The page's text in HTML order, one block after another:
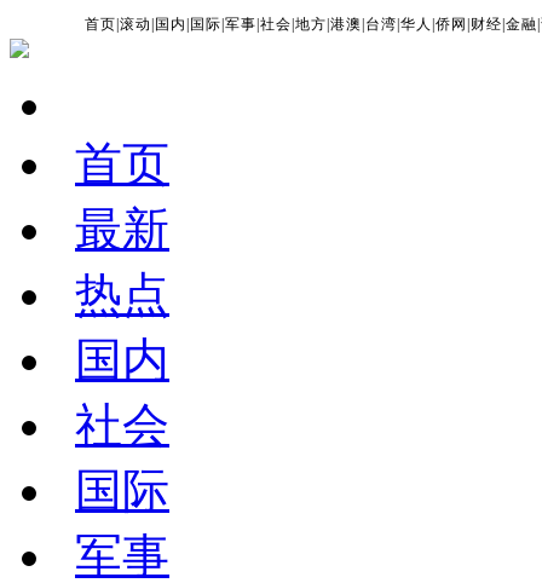
首页 |滚动 国内 国际 |军事 |社会 |地方 |港澳 台湾 |华人 |侨网 财经 |金融 |
首页
最新
热点
国内
社会
国际
军事